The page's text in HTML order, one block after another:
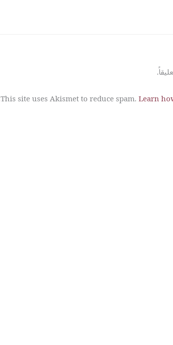
This site uses Akismet to reduce spam.Learn